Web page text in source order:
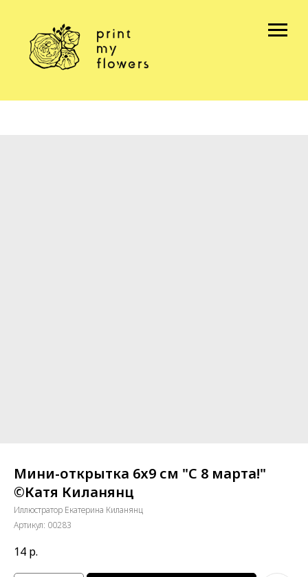
Мини-открытка 6х9 см "С 8 марта!"
©Катя Киланянц
Иллюстратор Екатерина Киланянц
Артикул: 00283
14 р.